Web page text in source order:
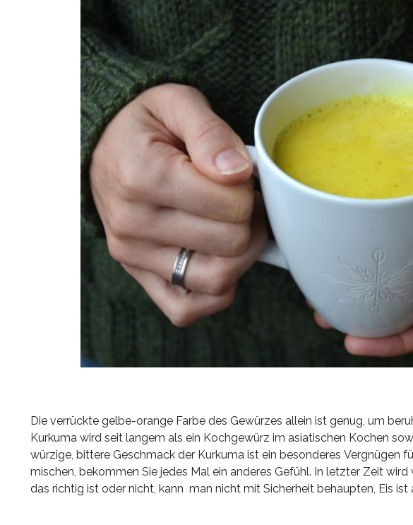
Die verrückte gelbe-orange Farbe des Gewürzes allein ist genug, um
Kurkuma wird seit langem als ein Kochgewürz im asiatischen Kochen
würzige, bittere Geschmack der Kurkuma ist ein besonderes Vergnügen
mischen, bekommen Sie jedes Mal ein anderes Gefühl. In letzter Zeit
das richtig ist oder nicht, kann man nicht mit Sicherheit behaupten, Eis